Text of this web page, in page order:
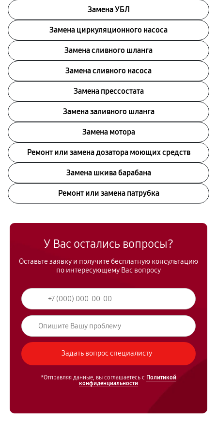
Замена УБЛ
Замена циркуляционного насоса
Замена сливного шланга
Замена сливного насоса
Замена прессостата
Замена заливного шланга
Замена мотора
Ремонт или замена дозатора моющих средств
Замена шкива барабана
Ремонт или замена патрубка
У Вас остались вопросы?
Оставьте заявку и получите бесплатную консультацию
по интересующему Вас вопросу
*Отправляя данные, вы соглашаетесь с Политикой
конфиденциальности